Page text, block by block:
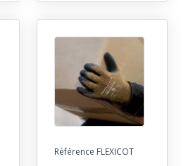
jersey para amide
60%, verre 40%.
muni d’une
boutonniere et
d’un elastique de
serrage au
Référence FLEXICOT